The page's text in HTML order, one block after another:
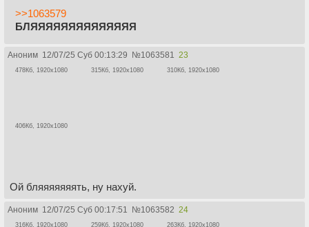
>>1063579
БЛЯЯЯЯЯЯЯЯЯЯЯЯЯЯ
Аноним 12/07/25 Суб 00:13:29 №1063581 23
478Кб, 1920x1080 315Кб, 1920x1080 310Кб, 1920x1080
406Кб, 1920x1080
Ой бляяяяяяять, ну нахуй.
Аноним 12/07/25 Суб 00:17:51 №1063582 24
316Кб, 1920x1080 259Кб, 1920x1080 263Кб, 1920x1080